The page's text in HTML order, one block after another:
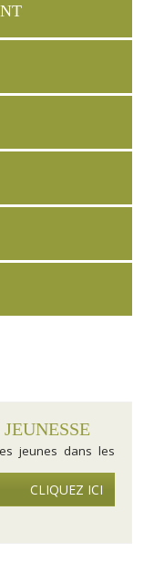
jeunes dans les
CLIQUEZ ICI